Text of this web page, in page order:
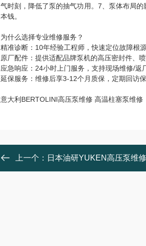
气时刻，降低了泵的抽气功用。7、泵体布局
本钱。
为什么选择专业维修服务？
精准诊断：10年经验工程师，快速定位故障根
原厂配件：提供适配品牌泵机的高压密封件、
应急响应：24小时上门服务，支持现场维修/返
延保服务：维修后享3-12个月质保，定期回访保
意大利BERTOLINI高压泵维修 高温柱塞泵维修
上一个： 日本油研YUKEN高压泵维修